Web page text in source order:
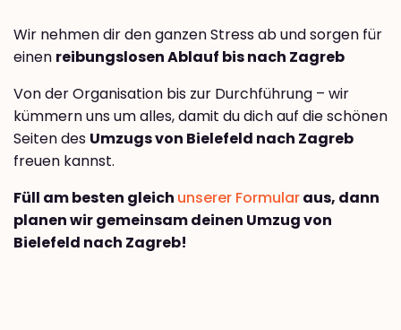
Wir nehmen dir den ganzen Stress ab und sorgen für
einen reibungslosen Ablauf bis nach Zagreb
Von der Organisation bis zur Durchführung – wir
kümmern uns um alles, damit du dich auf die schönen
Seiten des Umzugs von Bielefeld nach Zagreb
freuen kannst.
Füll am besten gleich unserer Formularaus, dann
planen wir gemeinsam deinen Umzug von
Bielefeld nach Zagreb!